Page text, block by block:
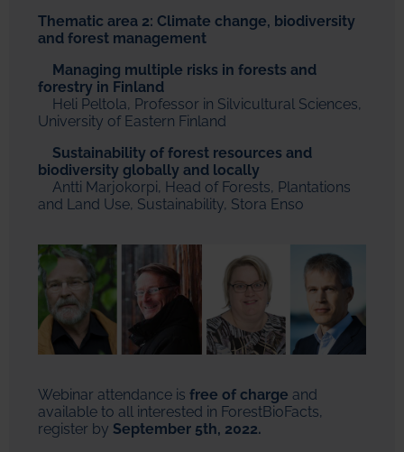
Thematic area 2: Climate change, biodiversity
and forest management
Managing multiple risks in forests and
forestry in Finland
Heli Peltola, Professor in Silvicultural Sciences,
University of Eastern Finland
Sustainability of forest resources and
biodiversity globally and locally
Antti Marjokorpi, Head of Forests, Plantations
and Land Use, Sustainability, Stora Enso
Webinar attendance is free of charge and
available to all interested in ForestBioFacts,
register by September 5th, 2022.